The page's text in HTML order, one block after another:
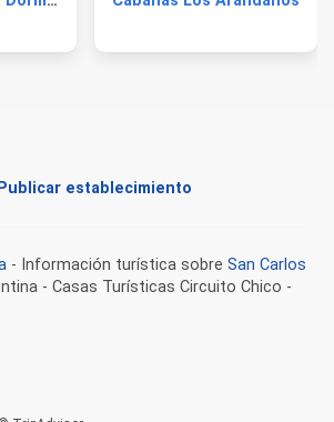
Publicar establecimiento
- Información turística sobre San Carlos
- Casas Turísticas Circuito Chico -